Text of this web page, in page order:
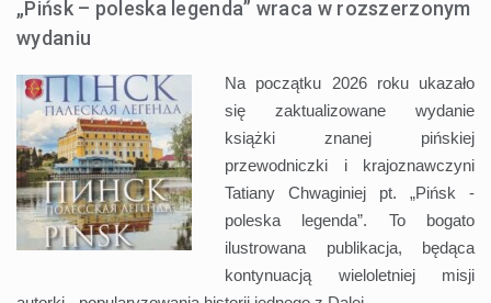
„Pińsk – poleska legenda” wraca w rozszerzonym
wydaniu
Na początku 2026 roku ukazało
się zaktualizowane wydanie
książki znanej pińskiej
przewodniczki i krajoznawczyni
Tatiany Chwaginiej pt. „Pińsk -
poleska legenda”. To bogato
ilustrowana publikacja, będąca
kontynuacją wieloletniej misji